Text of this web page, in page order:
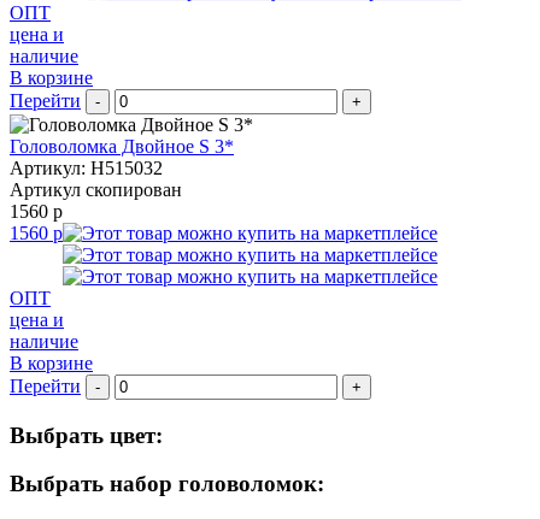
ОПТ
цена и
наличие
В корзине
Перейти
- +
Головоломка Двойное S 3*
Артикул: H515032
Артикул скопирован
1560 р
1560 р
ОПТ
цена и
наличие
В корзине
Перейти
- +
Выбрать цвет:
Выбрать набор головоломок: